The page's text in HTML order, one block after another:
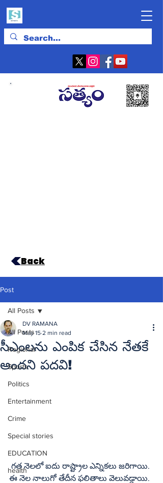
Back
Post
All Posts
Regional
Sports
Politics
Entertainment
Crime
Special stories
EDUCATION
health
All Posts
సీఎంలను ఎంపిక చేసిన నేతకే
అందని పదవి!
DV RAMANA
May 15 2 min read
ఈ నెల నాలుగో తేదీన ఫలితాలు వెలువడ్డాయి.